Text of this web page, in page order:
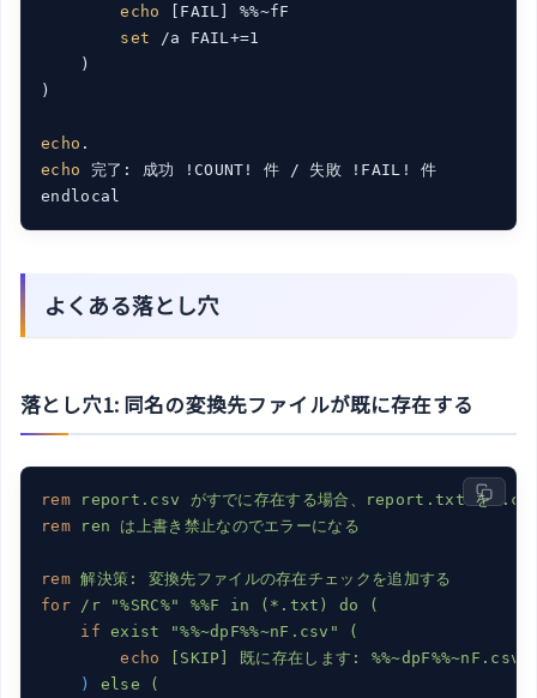
echo
[FAIL] %%~fF
set /a FAIL+=1
    )
)
echo
echo 完了: 成功 !COUNT! 件 / 失敗 !FAIL! 件
endlocal
よくある落とし穴
落とし穴1: 同名の変換先ファイルが既に存在する
rem
report.csv がすでに存在する場合、report.txt を .csv
rem
ren は上書き禁止なのでエラーになる
rem 解決策: 変換先ファイルの存在チェックを追加する
for
/r "%SRC%" %%F in (*.txt) do (
if
exist "%%~dpF%%~nF.csv" (
echo
[SKIP] 既に存在します: %%~dpF%%~nF.csv
)
else (